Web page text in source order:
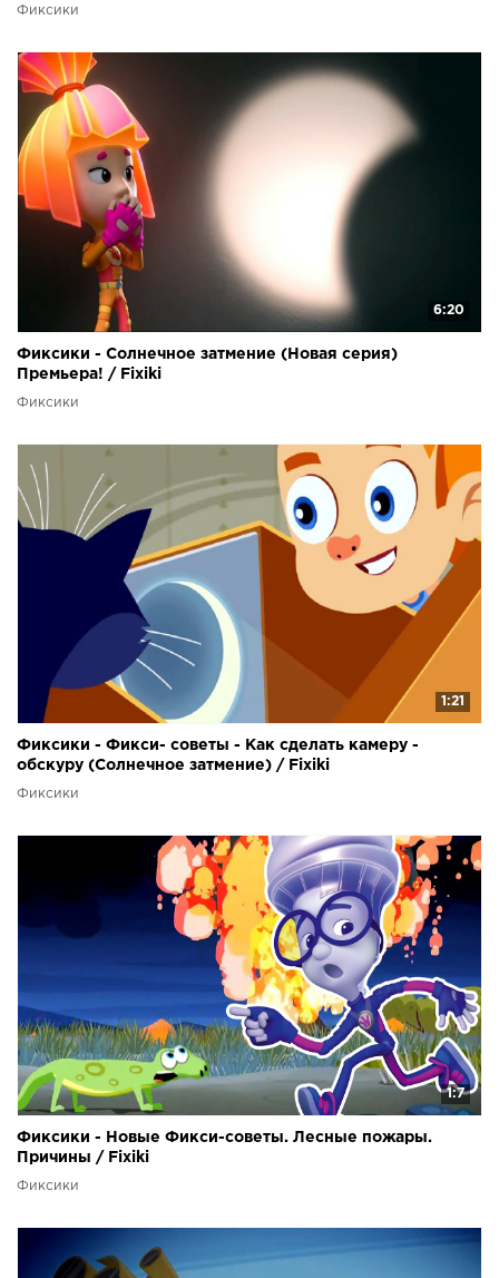
Фиксики
6:20
Фиксики - Солнечное затмение (Новая серия)
Премьера! / Fixiki
Фиксики
1:21
Фиксики - Фикси- советы - Как сделать камеру -
обскуру (Солнечное затмение) / Fixiki
Фиксики
1:7
Фиксики - Новые Фикси-советы. Лесные пожары.
Причины / Fixiki
Фиксики